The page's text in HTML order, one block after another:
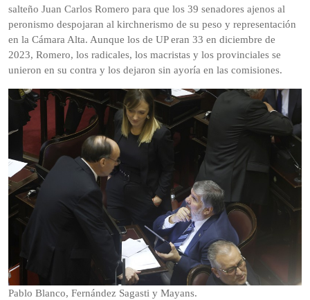
salteño Juan Carlos Romero para que los 39 senadores ajenos al
peronismo despojaran al kirchnerismo de su peso y representación
en la Cámara Alta. Aunque los de UP eran 33 en diciembre de
2023, Romero, los radicales, los macristas y los provinciales se
unieron en su contra y los dejaron sin ayoría en las comisiones.
Pablo Blanco, Fernández Sagasti y Mayans.